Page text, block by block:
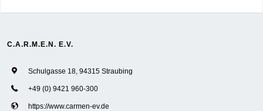
C.A.R.M.E.N. E.V.
Schulgasse 18, 94315 Straubing
+49 (0) 9421 960-300
https://www.carmen-ev.de